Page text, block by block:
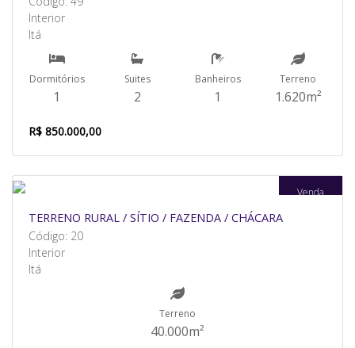
Interior
Itá
Dormitórios
1
Suites
2
Banheiros
1
Terreno
1.620m²
R$ 850.000,00
Venda
TERRENO RURAL / SÍTIO / FAZENDA / CHÁCARA
Código: 20
Interior
Itá
Terreno
40.000m²